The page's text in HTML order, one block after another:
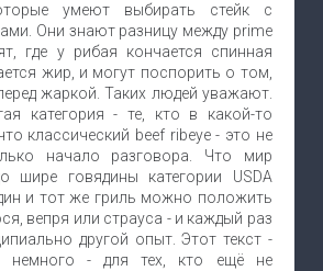
умеют выбирать стейк с
Они знают разницу между prime
где у рибая кончается спинная
жир, и могут поспорить о том,
жаркой. Таких людей уважают.
категория - те, кто в какой-то
классический beef ribeye - это не
начало разговора. Что мир
шире говядины категории USDA
и тот же гриль можно положить
вепря или страуса - и каждый раз
другой опыт. Этот текст -
немного - для тех, кто ещё не